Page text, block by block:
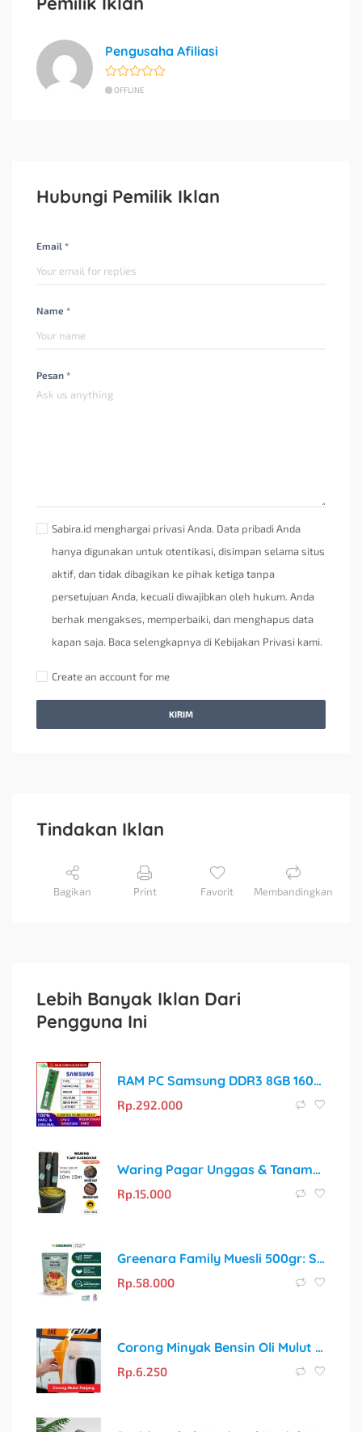
Pengusaha Afiliasi
OFFLINE
Hubungi Pemilik Iklan
Email *
Name *
Pesan *
Sabira.id menghargai privasi Anda. Data pribadi Anda
hanya digunakan untuk otentikasi, disimpan selama situs
aktif, dan tidak dibagikan ke pihak ketiga tanpa
persetujuan Anda, kecuali diwajibkan oleh hukum. Anda
berhak mengakses, memperbaiki, dan menghapus data
kapan saja. Baca selengkapnya di Kebijakan Privasi kami.
Create an account for me
KIRIM
Tindakan Iklan
Bagikan Print Favorit Membandingkan
Lebih Banyak Iklan Dari
Pengguna Ini
RAM PC Samsung DDR3 8GB 1600MHz PC12800 1.5V Original
Rp.292.000
Waring Pagar Unggas & Tanaman RK Double Layer – 120cm x 15 Meter
Rp.15.000
Greenara Family Muesli 500gr: Sarapan Sehat untuk Keluarga Indonesia
Rp.58.000
Corong Minyak Bensin Oli Mulut Panjang Car Funnel Radiator Longmouth
Rp.6.250